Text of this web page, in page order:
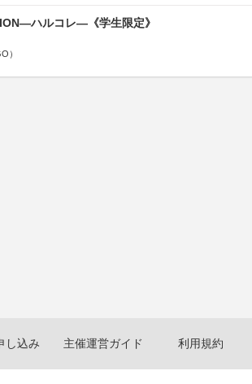
ハルコレ―《学生限定》
）
し込み 主催運営ガイド 利用規約